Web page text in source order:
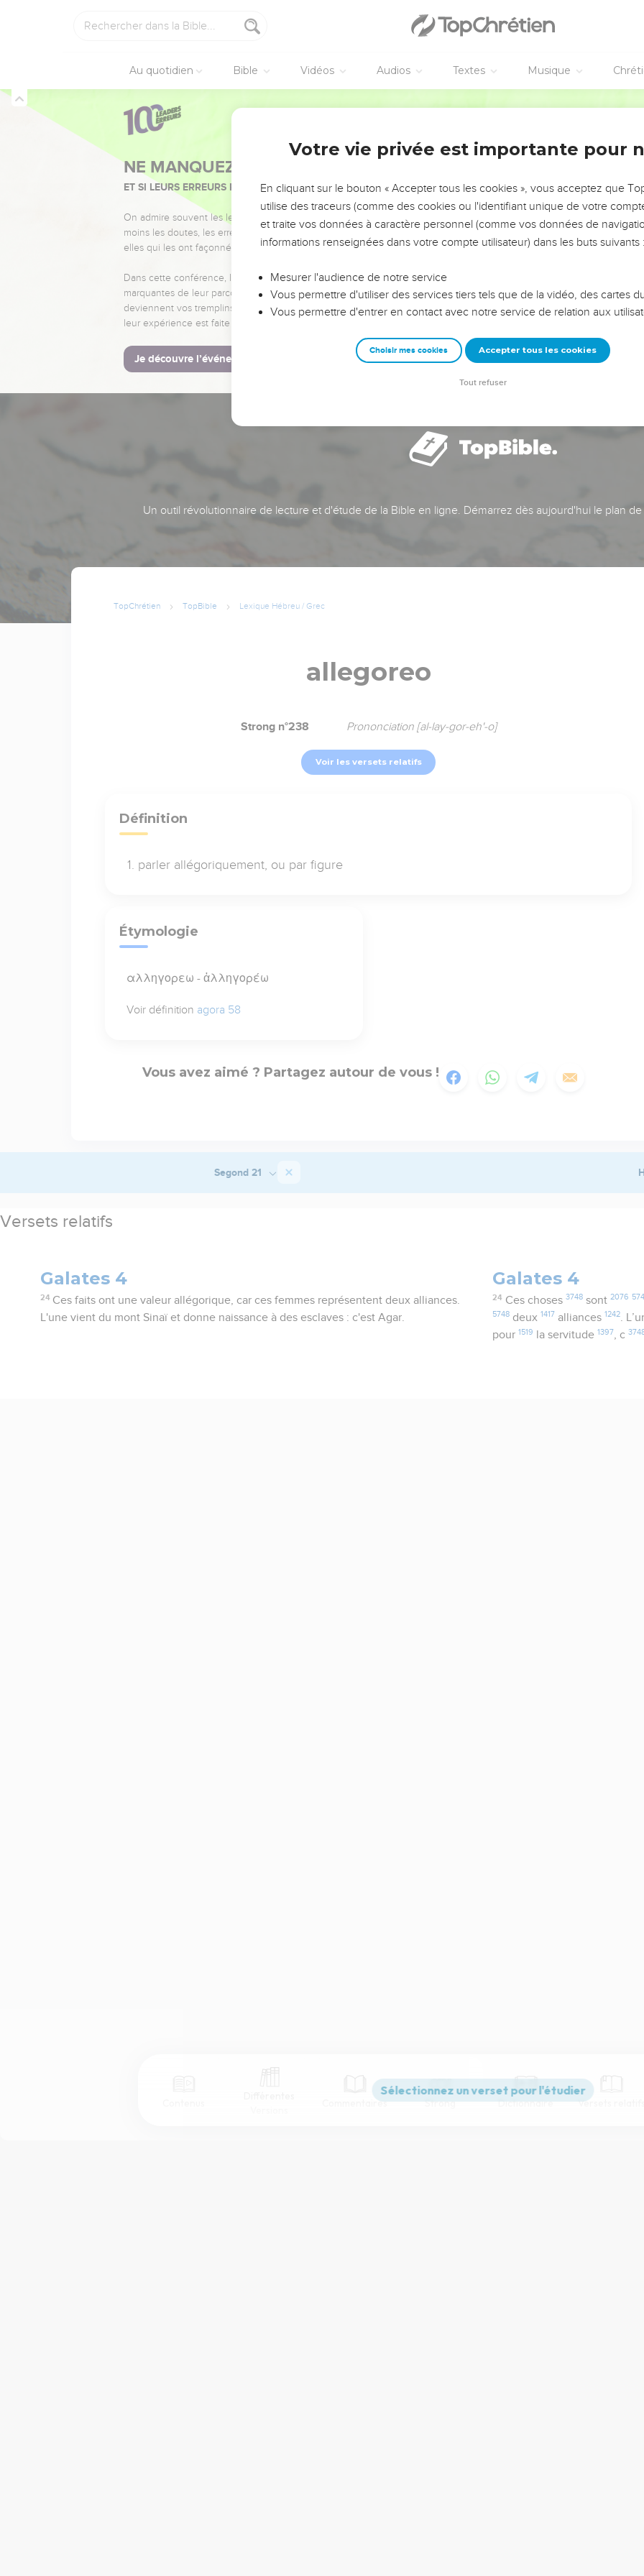
Au quotidien Bible Vidéos Audios Textes Musique
NE MANQUEZ PAS L’ÉVÉNEMENT DE L’ANNÉE !
ET SI LEURS ERREURS POUVAIENT VOUS ÉVITER LES VOTRES ?
On admire souvent les leaders pour leurs réussites, leur impact, leur foi ou leur vision. Mais on voit
moins les doutes, les erreurs et les saisons difficiles qu'ils ont traversés, alors même que ce sont
elles qui les ont façonnés.
Dans cette conférence, leaders, entrepreneurs, et responsables reviennent sur les erreurs
marquantes de leur parcours et les clés pour avancer avec plus de sagesse afin que leurs erreurs
deviennent vos tremplins. Que vous guidiez un ministère, une équipe, un groupe ou une famille,
leur expérience est faite pour vous.
Je découvre l’événement
Un outil révolutionnaire de lecture et d'étude de la Bible en ligne. Démarrez dès aujourd'hui le plan
TopChrétien TopBible Lexique Hébreu / Grec
allegoreo
Strong n°238 Prononciation [al-lay-gor-eh'-o]
Voir les versets relatifs
Définition
parler allégoriquement, ou par figure
Étymologie
αλληγορεω - ἀλληγορέω
Voir définition agora 58
Vous avez aimé ? Partagez autour de vous !
Commentaires Strong Dictionnaire Versets relatifs
Segond 21
Versets relatifs
Galates 4
24 Ces faits ont une valeur allégorique, car ces femmes représentent deux alliances.
L'une vient du mont Sinaï et donne naissance à des esclaves : c'est Agar.
Galates 4
24 Ces choses 3748sont 2076
5748 deux 1417 alliances 1242.
pour 1519 la servitude 1397, c
Votre vie privée est importante pour
En cliquant sur le bouton « Accepter tous les cookies », vous acceptez que
utilise des traceurs (comme des cookies ou l'identifiant unique de votre
et traite vos données à caractère personnel (comme vos données de
informations renseignées dans votre compte utilisateur) dans les buts suivants :
Mesurer l'audience de notre service
Vous permettre d'utiliser des services tiers tels que de la vidéo, des cartes
Vous permettre d'entrer en contact avec notre service de relation aux
Choisir mes cookies Accepter tous les cookies
Tout refuser